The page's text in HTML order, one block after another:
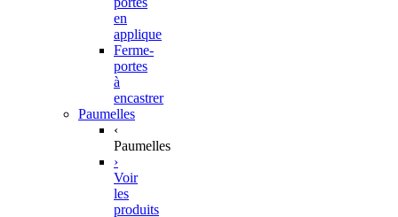
en
applique
Ferme-
portes
à
encastrer
Paumelles
‹
Paumelles
›
Voir
les
produits